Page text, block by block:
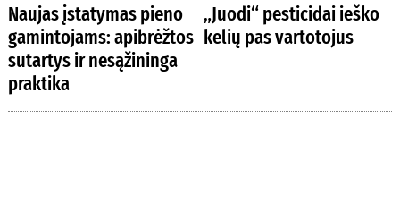
Naujas įstatymas pieno
gamintojams: apibrėžtos
sutartys ir nesąžininga
praktika
„Juodi“ pesticidai ieško
kelių pas vartotojus